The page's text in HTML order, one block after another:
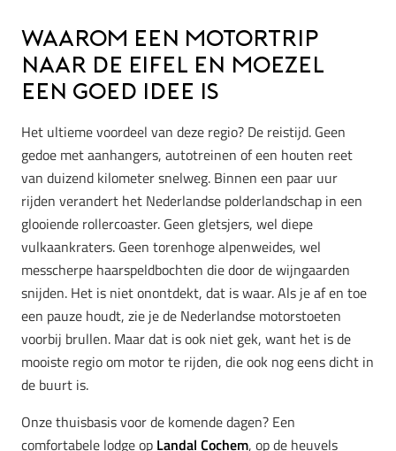
Waarom een motortrip
naar de Eifel en Moezel
een goed idee is
Het ultieme voordeel van deze regio? De reistijd. Geen
gedoe met aanhangers, autotreinen of een houten reet
van duizend kilometer snelweg. Binnen een paar uur
rijden verandert het Nederlandse polderlandschap in een
glooiende rollercoaster. Geen gletsjers, wel diepe
vulkaankraters. Geen torenhoge alpenweides, wel
messcherpe haarspeldbochten die door de wijngaarden
snijden. Het is niet onontdekt, dat is waar. Als je af en toe
een pauze houdt, zie je de Nederlandse motorstoeten
voorbij brullen. Maar dat is ook niet gek, want het is de
mooiste regio om motor te rijden, die ook nog eens dicht in
de buurt is.
Onze thuisbasis voor de komende dagen? Een
comfortabele lodge op Landal Cochem, op de heuvels